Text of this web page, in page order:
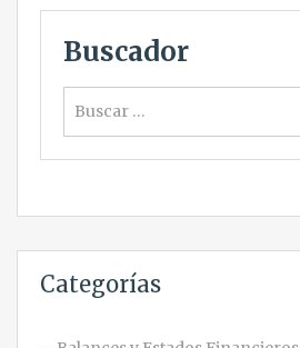
Buscador
Categorías